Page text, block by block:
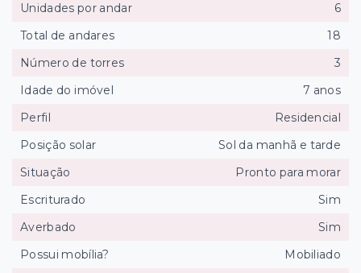
Unidades por andar
6
Total de andares
18
Número de torres
3
Idade do imóvel
7 anos
Perfil
Residencial
Posição solar
Sol da manhã e tarde
Situação
Pronto para morar
Escriturado
Sim
Averbado
Sim
Possui mobília?
Mobiliado